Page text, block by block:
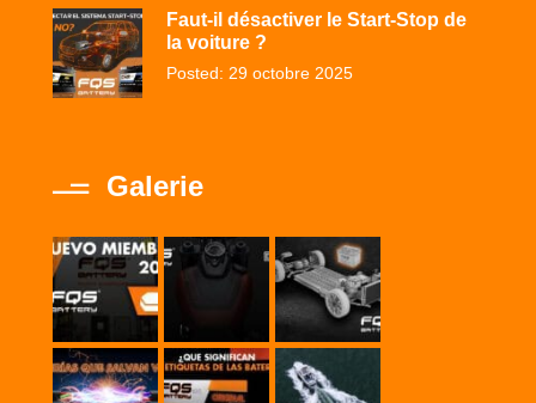
Faut-il désactiver le Start-Stop de
la voiture ?
Posted: 29 octobre 2025
Galerie